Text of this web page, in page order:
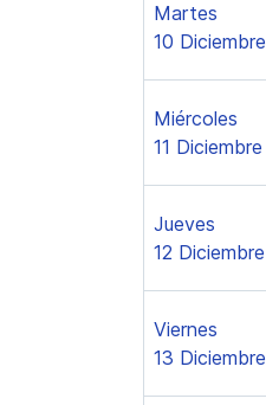
Martes
10 Diciembre
Miércoles
11 Diciembre
Jueves
12 Diciembre
Viernes
13 Diciembre